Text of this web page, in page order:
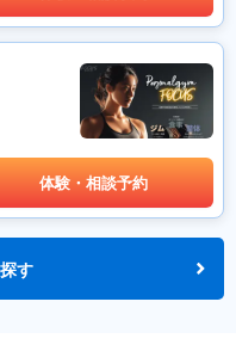
体験・相談予約
す